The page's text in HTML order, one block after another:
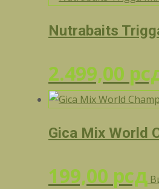
Nutrabaits
2.499,00
Gica Mix World
199,00 рсд